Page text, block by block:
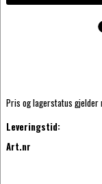
Pris og lagerstatus gjelder
Leveringstid:
Art.nr